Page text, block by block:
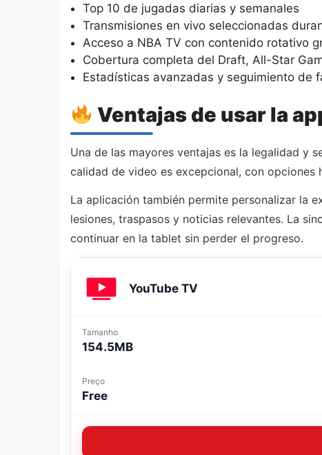
Top 10 de jugadas diarias y semanales
Transmisiones en vivo seleccionadas
Acceso a NBA TV con contenido rotativo
Cobertura completa del Draft, All-Star
Estadísticas avanzadas y seguimiento de
Ventajas de usar la
Una de las mayores ventajas es la legalidad y
calidad de video es excepcional, con
La aplicación también permite personalizar la
lesiones, traspasos y noticias relevantes. La
continuar en la tablet sin perder el progreso.
YouTube TV
Tamanho
154.5MB
Preço
Free